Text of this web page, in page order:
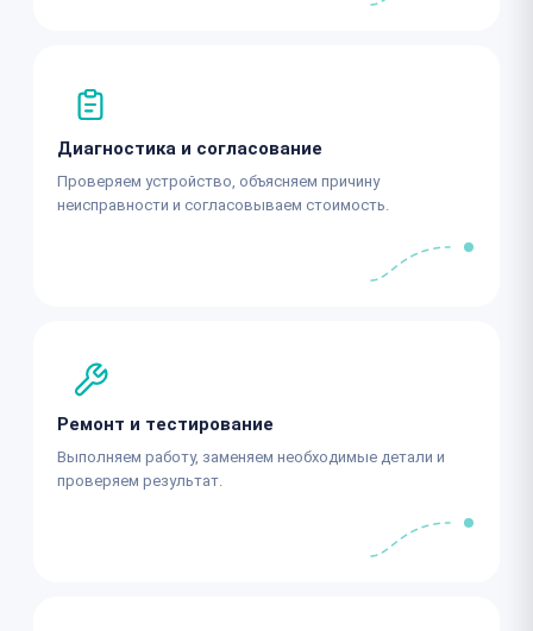
Диагностика и согласование
Проверяем устройство, объясняем причину
неисправности и согласовываем стоимость.
Ремонт и тестирование
Выполняем работу, заменяем необходимые детали и
проверяем результат.